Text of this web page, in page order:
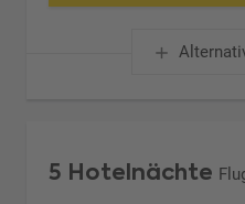
5 Hotelnächte